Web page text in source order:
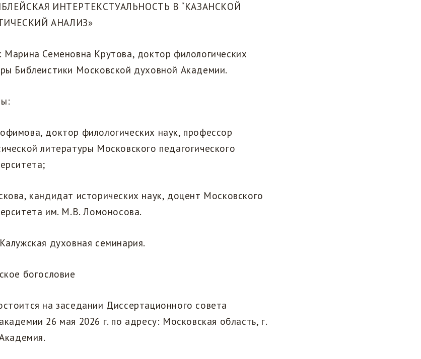
ИНТЕРТЕКСТУАЛЬНОСТЬ В “КАЗАНСКОЙ
АНАЛИЗ»
Марина Семеновна Крутова, доктор филологических
Библеистики Московской духовной Академии.
доктор филологических наук, профессор
литературы Московского педагогического
кандидат исторических наук, доцент Московского
им. М.В. Ломоносова.
духовная семинария.
богословие
на заседании Диссертационного совета
26 мая 2026 г. по адресу: Московская область, г.